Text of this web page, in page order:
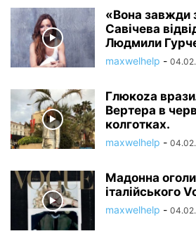
«Вона завжди
Савічева
Людмили
maxwelhelp -
Глюкoza
Вертера в
колготках.
maxwelhelp -
Мадонна
італійського
maxwelhelp -